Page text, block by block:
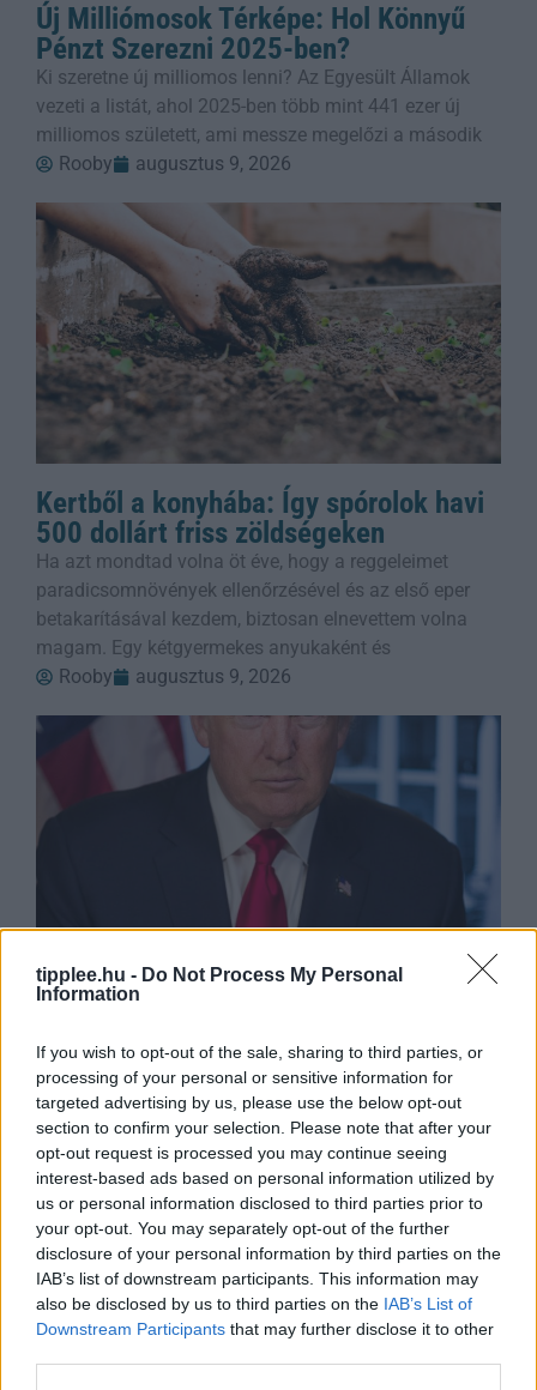
tipplee.hu - Do Not Process My Personal
Information
If you wish to opt-out of the sale, sharing to third parties, or
processing of your personal or sensitive information for
targeted advertising by us, please use the below opt-out
section to confirm your selection. Please note that after your
opt-out request is processed you may continue seeing
interest-based ads based on personal information utilized by
us or personal information disclosed to third parties prior to
your opt-out. You may separately opt-out of the further
disclosure of your personal information by third parties on the
IAB’s list of downstream participants. This information may
also be disclosed by us to third parties on the IAB’s List of
Downstream Participants that may further disclose it to other
Új Milliómosok Térképe: Hol Könnyű
Pénzt Szerezni 2025-ben?
Ki szeretne új milliomos lenni? Az Egyesült Államok
vezeti a listát, ahol 2025-ben több mint 441 ezer új
milliomos született, ami messze megelőzi a második
Rooby
augusztus 9, 2026
Kertből a konyhába: Így spórolok havi
500 dollárt friss zöldségeken
Ha azt mondtad volna öt éve, hogy a reggeleimet
paradicsomnövények ellenőrzésével és az első eper
betakarításával kezdem, biztosan elnevettem volna
magam. Egy kétgyermekes anyukaként és
Rooby
augusztus 9, 2026
Álom Igazolására Irányuló
Tanúvallomást
Egy szövetségi bíró kedden megsemmisített egy nagy
esküdtszéki idézést, amely Trump elnök 2020-as
választási csalásról szóló hamis állításait próbálta
alátámasztani. William M. Ray II bíró,
Rooby
augusztus 8, 2026